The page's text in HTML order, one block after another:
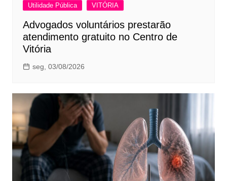
Utilidade Pública
VITÓRIA
Advogados voluntários prestarão
atendimento gratuito no Centro de
Vitória
seg, 03/08/2026